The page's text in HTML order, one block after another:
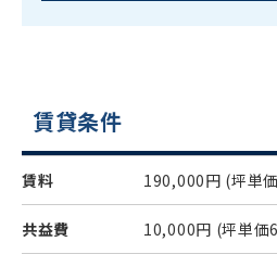
賃貸条件
賃料 190,000円 (坪単
共益費 10,000円 (坪単価